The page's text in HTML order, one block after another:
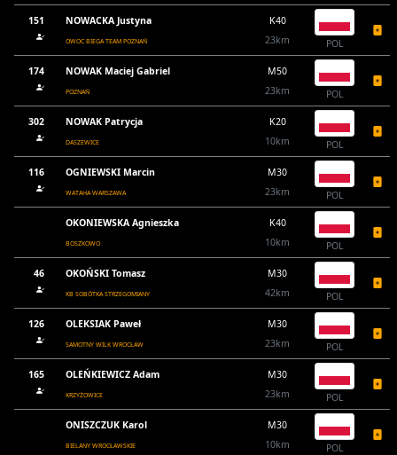
151 NOWACKA Justyna
OWOC BIEGA TEAM POZNAŃ
K40
23km
POL
174 NOWAK Maciej Gabriel
POZNAŃ
M50
23km
POL
302 NOWAK Patrycja
DASZEWICE
K20
10km
POL
116 OGNIEWSKI Marcin
WATAHA WARSZAWA
M30
23km
POL
OKONIEWSKA Agnieszka
BOSZKOWO
K40
10km
POL
46 OKOŃSKI Tomasz
KB SOBÓTKA STRZEGOMIANY
M30
42km
POL
126 OLEKSIAK Paweł
SAMOTNY WILK WROCŁAW
M30
23km
POL
165 OLEŃKIEWICZ Adam
KRZYŻOWICE
M30
23km
POL
ONISZCZUK Karol
BIELANY WROCŁAWSKIE
M30
10km
POL